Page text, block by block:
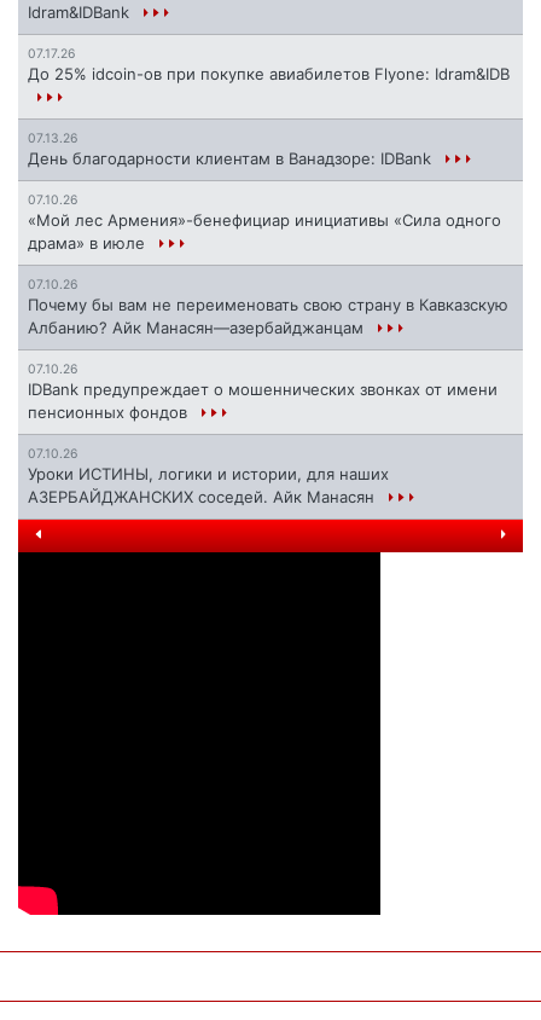
Idram&IDBank
07.17.26
До 25% idcoin-ов при покупке авиабилетов Flyone: Idram&IDB
07.13.26
День благодарности клиентам в Ванадзоре: IDBank
07.10.26
«Мой лес Армения»-бенефициар инициативы «Сила одного
драма» в июле
07.10.26
Почему бы вам не переименовать свою страну в Кавказскую
Албанию? Айк Манасян—азербайджанцам
07.10.26
IDBank предупреждает о мошеннических звонках от имени
пенсионных фондов
07.10.26
Уроки ИСТИНЫ, логики и истории, для наших
АЗЕРБАЙДЖАНСКИХ соседей. Айк Манасян